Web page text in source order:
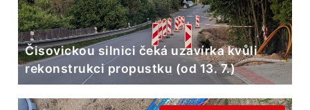
Čisovickou silnici čeká uzavírka kvůli
rekonstrukci propustku (od 13. 7.)